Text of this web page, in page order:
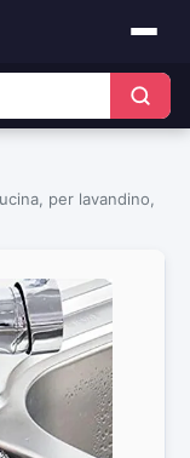
per lavandino,